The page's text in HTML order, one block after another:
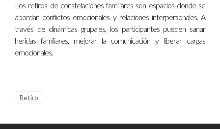
Los retiros de constelaciones familiares son espacios donde se
abordan conflictos emocionales y relaciones interpersonales. A
través de dinámicas grupales, los participantes pueden sanar
heridas familiares, mejorar la comunicación y liberar cargas
emocionales.
Retiro